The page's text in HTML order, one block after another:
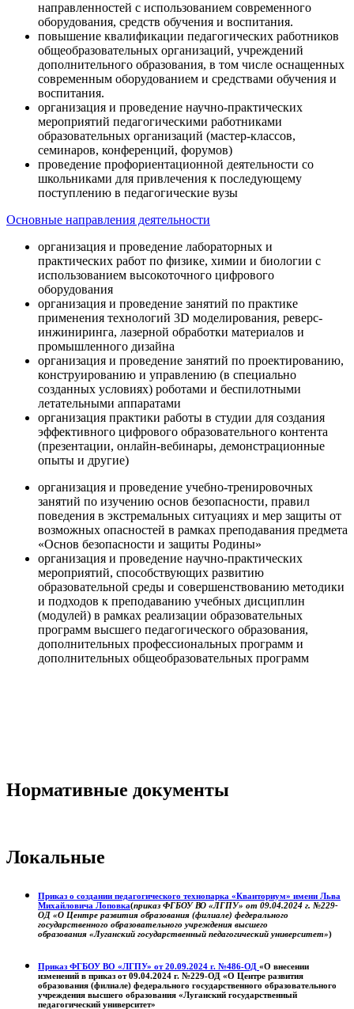
направленностей с использованием современного
оборудования, средств обучения и воспитания.
повышение квалификации педагогических работников
общеобразовательных организаций, учреждений
дополнительного образования, в том числе оснащенных
современным оборудованием и средствами обучения и
воспитания.
организация и проведение научно-практических
мероприятий педагогическими работниками
образовательных организаций (мастер-классов,
семинаров, конференций, форумов)
проведение профориентационной деятельности со
школьниками для привлечения к последующему
поступлению в педагогические вузы
Основные направления деятельности
организация и проведение лабораторных и
практических работ по физике, химии и биологии с
использованием высокоточного цифрового
оборудования
организация и проведение занятий по практике
применения технологий 3D моделирования, реверс-
инжиниринга, лазерной обработки материалов и
промышленного дизайна
организация и проведение занятий по проектированию,
конструированию и управлению (в специально
созданных условиях) роботами и беспилотными
летательными аппаратами
организация практики работы в студии для создания
эффективного цифрового образовательного контента
(презентации, онлайн-вебинары, демонстрационные
опыты и другие)
организация и проведение учебно-тренировочных
занятий по изучению основ безопасности, правил
поведения в экстремальных ситуациях и мер защиты от
возможных опасностей в рамках преподавания предмета
«Основ безопасности и защиты Родины»
организация и проведение научно-практических
мероприятий, способствующих развитию
образовательной среды и совершенствованию методики
и подходов к преподаванию учебных дисциплин
(модулей) в рамках реализации образовательных
программ высшего педагогического образования,
дополнительных профессиональных программ и
дополнительных общеобразовательных программ
Нормативные документы
Локальные
Приказ о создании педагогического технопарка «Кванториум» имени Льва
Михайловича Лоповка(приказ ФГБОУ ВО «ЛГПУ» от 09.04.2024 г. №229-
ОД «О Центре развития образования (филиале) федерального
государственного образовательного учреждения высшего
образования «Луганский государственный педагогический университет»)
Приказ ФГБОУ ВО «ЛГПУ» от 20.09.2024 г. №486-ОД «О внесении
изменений в приказ от 09.04.2024 г. №229-ОД «О Центре развития
образования (филиале) федерального государственного образовательного
учреждения высшего образования «Луганский государственный
педагогический университет»